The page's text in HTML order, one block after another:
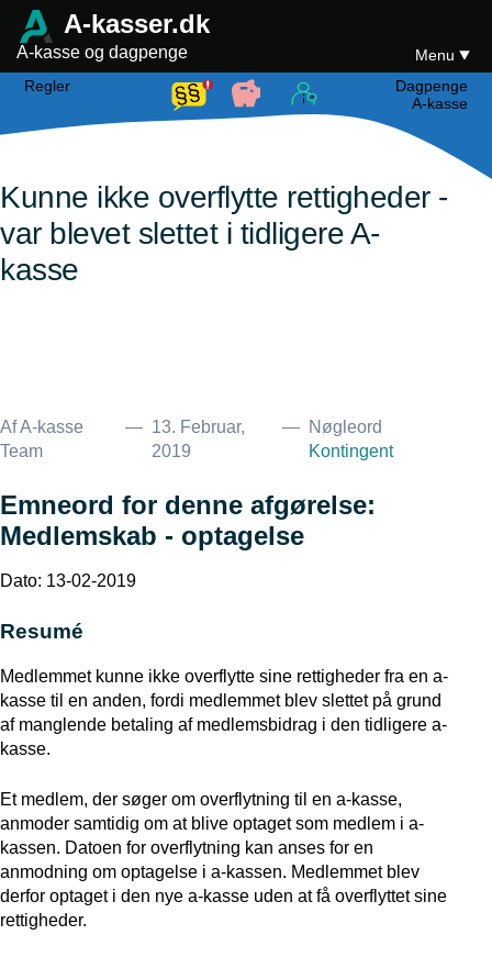
A-kasser.dk
A-kasse og dagpenge
Menu
Regler
Dagpenge
A-kasse
Kunne ikke overflytte rettigheder -
var blevet slettet i tidligere A-
kasse
Af A-kasse
Team
— 13. Februar,
2019
—
Nøgleord
Kontingent
Emneord for denne afgørelse:
Medlemskab - optagelse
Dato: 13-02-2019
Resumé
Medlemmet kunne ikke overflytte sine rettigheder fra en a-
kasse til en anden, fordi medlemmet blev slettet på grund
af manglende betaling af medlemsbidrag i den tidligere a-
kasse.
Et medlem, der søger om overflytning til en a-kasse,
anmoder samtidig om at blive optaget som medlem i a-
kassen. Datoen for overflytning kan anses for en
anmodning om optagelse i a-kassen. Medlemmet blev
derfor optaget i den nye a-kasse uden at få overflyttet sine
rettigheder.